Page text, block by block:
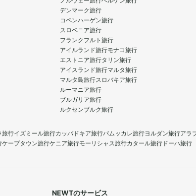
デンマーク旅行
コペンハーゲン旅行
スロベニア旅行
フランクフルト旅行
アイルランド旅行モナコ旅行
エストニア旅行タリン旅行
アイスランド旅行マルタ旅行
マルタ島旅行スロバキア旅行
ルーマニア旅行
ブルガリア旅行
ルクセンブルク旅行
旅行イズミール旅行カッパドキア旅行パムッカレ旅行ヨルダン旅行アラ
ケープタウン旅行ケニア旅行モーリシャス旅行カタール旅行 ドーハ旅行
NEWTのサービス